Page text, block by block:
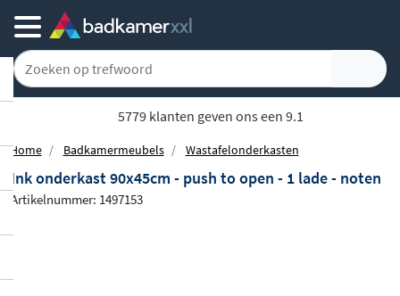
Gratis bezorgd vanaf 100,-
Home Badkamermeubels Wastafelonderkasten
Ink onderkast 90x45cm - push to open - 1 lade - noten
Artikelnummer: 1497153